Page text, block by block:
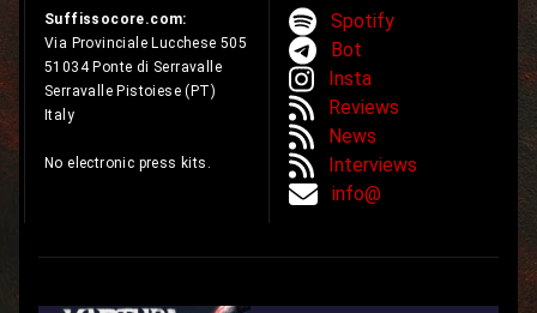
Suffissocore.com:
Via Provinciale Lucchese 505
51034 Ponte di Serravalle
Serravalle Pistoiese (PT)
Italy
No electronic press kits.
Spotify
Bot
Insta
Reviews
News
Interviews
info@